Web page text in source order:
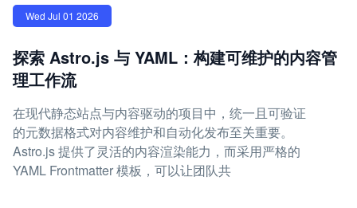
Wed Jul 01 2026
探索 Astro.js 与 YAML：构建可维护的内容管
理工作流
在现代静态站点与内容驱动的项目中，统一且可验证
的元数据格式对内容维护和自动化发布至关重要。
Astro.js 提供了灵活的内容渲染能力，而采用严格的
YAML Frontmatter 模板，可以让团队共